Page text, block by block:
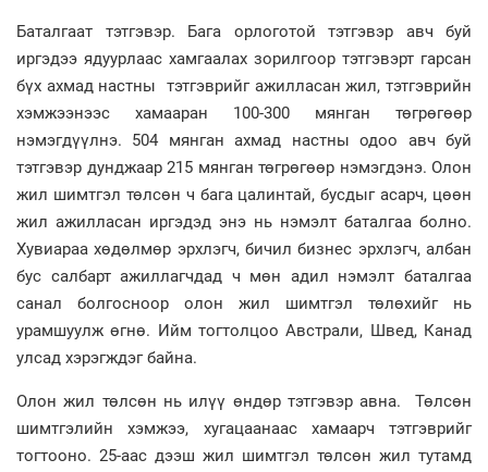
Баталгаат тэтгэвэр. Бага орлоготой тэтгэвэр авч буй
иргэдээ ядуурлаас хамгаалах зорилгоор тэтгэвэрт гарсан
бүх ахмад настны тэтгэврийг ажилласан жил, тэтгэврийн
хэмжээнээс хамааран 100-300 мянган төгрөгөөр
нэмэгдүүлнэ. 504 мянган ахмад настны одоо авч буй
тэтгэвэр дунджаар 215 мянган төгрөгөөр нэмэгдэнэ. Олон
жил шимтгэл төлсөн ч бага цалинтай, бусдыг асарч, цөөн
жил ажилласан иргэдэд энэ нь нэмэлт баталгаа болно.
Хувиараа хөдөлмөр эрхлэгч, бичил бизнес эрхлэгч, албан
бус салбарт ажиллагчдад ч мөн адил нэмэлт баталгаа
санал болгосноор олон жил шимтгэл төлөхийг нь
урамшуулж өгнө. Ийм тогтолцоо Австрали, Швед, Канад
улсад хэрэгждэг байна.
Олон жил төлсөн нь илүү өндөр тэтгэвэр авна. Төлсөн
шимтгэлийн хэмжээ, хугацаанаас хамаарч тэтгэврийг
тогтооно. 25-аас дээш жил шимтгэл төлсөн жил тутамд